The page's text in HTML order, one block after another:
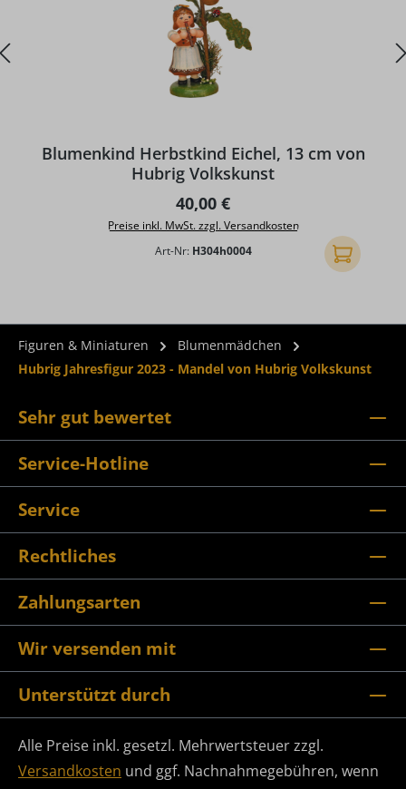
Blumenkind Herbstkind Eichel, 13 cm von
Hubrig Volkskunst
Regulärer Preis:
40,00 €
Preise inkl. MwSt. zzgl. Versandkosten
Art-Nr: H304h0004 In den
Figuren & Miniaturen
Blumenmädchen
Hubrig Jahresfigur 2023 - Mandel von Hubrig Volkskunst
Sehr gut bewertet
Service-Hotline
Service
Rechtliches
Zahlungsarten
Wir versenden mit
Unterstützt durch
Alle Preise inkl. gesetzl. Mehrwertsteuer zzgl.
Versandkosten und ggf. Nachnahmegebühren, wenn